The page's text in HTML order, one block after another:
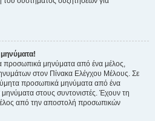
προσωπικά μηνύματα από ένα μέλος,
στον Πίνακα Ελέγχου Μέλους. Σε
προσωπικά μηνύματα από ένα
στους συντονιστές. Έχουν τη
από την αποστολή προσωπικών